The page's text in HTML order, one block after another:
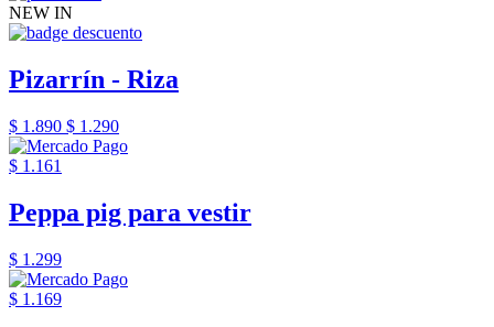
NEW IN
Pizarrín - Riza
$ 1.890 $ 1.290
$ 1.161
Peppa pig para vestir
$ 1.299
$ 1.169